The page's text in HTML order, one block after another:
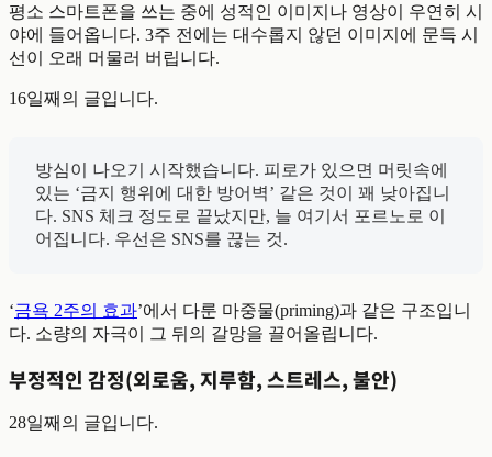
평소 스마트폰을 쓰는 중에 성적인 이미지나 영상이 우연히 시
야에 들어옵니다. 3주 전에는 대수롭지 않던 이미지에 문득 시
선이 오래 머물러 버립니다.
16일째의 글입니다.
방심이 나오기 시작했습니다. 피로가 있으면 머릿속에
있는 ‘금지 행위에 대한 방어벽’ 같은 것이 꽤 낮아집니
다. SNS 체크 정도로 끝났지만, 늘 여기서 포르노로 이
어집니다. 우선은 SNS를 끊는 것.
‘금욕 2주의 효과’에서 다룬 마중물(priming)과 같은 구조입니
다. 소량의 자극이 그 뒤의 갈망을 끌어올립니다.
부정적인 감정(외로움, 지루함, 스트레스, 불안)
28일째의 글입니다.